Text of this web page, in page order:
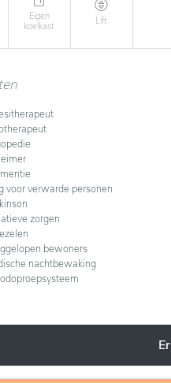
Eigen
koelkast
Lift
voor verwarde personen
zorgen
bewoners
nachtbewaking